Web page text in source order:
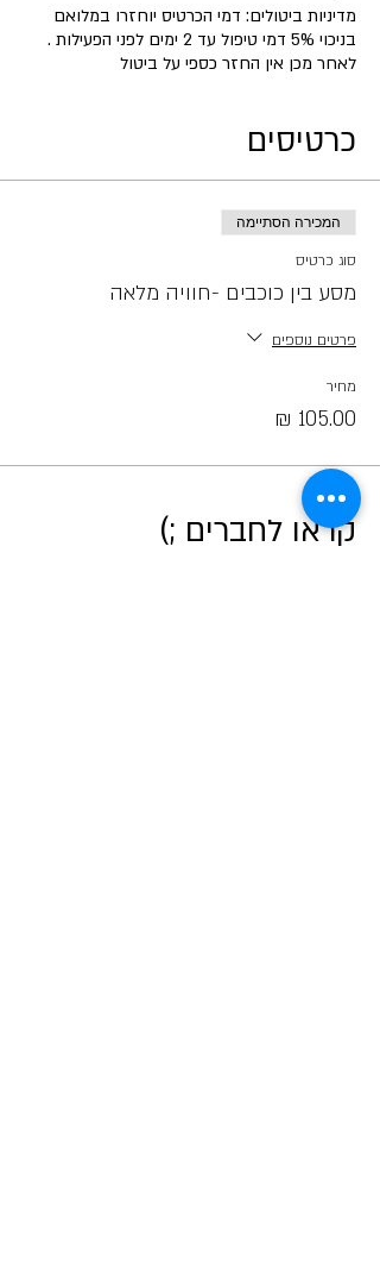
מדיניות ביטולים: דמי הכרטיס יוחזרו במלואם
בניכוי 5% דמי טיפול עד 2 ימים לפני הפעילות .
לאחר מכן אין החזר כספי על ביטול
כרטיסים
המכירה הסתיימה
סוג כרטיס
מסע בין כוכבים -חוויה מלאה
פרטים נוספים
מחיר
קראו לחברים ;)